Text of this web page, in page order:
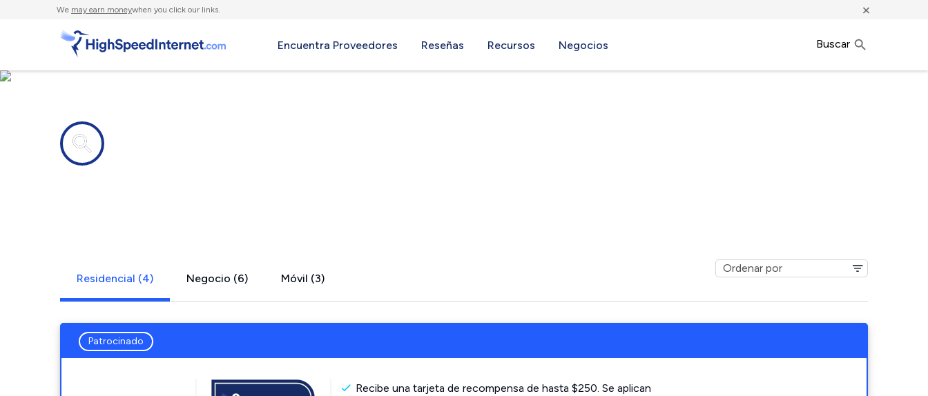
We may earn moneywhen you click our links. ×
Encuentra Proveedores Reseñas Recursos Negocios Buscar
Residencial (4) Negocio (6) Móvil (3)
Patrocinado
Recibe una tarjeta de recompensa de hasta $250. Se aplican